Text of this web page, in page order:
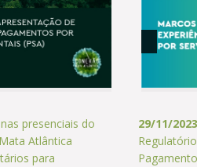
presenciais do
Atlântica
para
29/11/2023